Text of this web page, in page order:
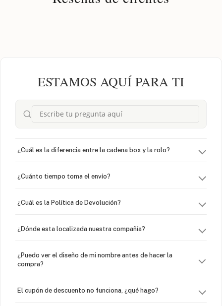
ESTAMOS AQUÍ PARA TI
¿Cuál es la diferencia entre la cadena box y la rolo?
¿Cuánto tiempo toma el envío?
¿Cuál es la Política de Devolución?
¿Dónde esta localizada nuestra compañía?
¿Puedo ver el diseño de mi nombre antes de hacer la
compra?
El cupón de descuento no funciona, ¿qué hago?